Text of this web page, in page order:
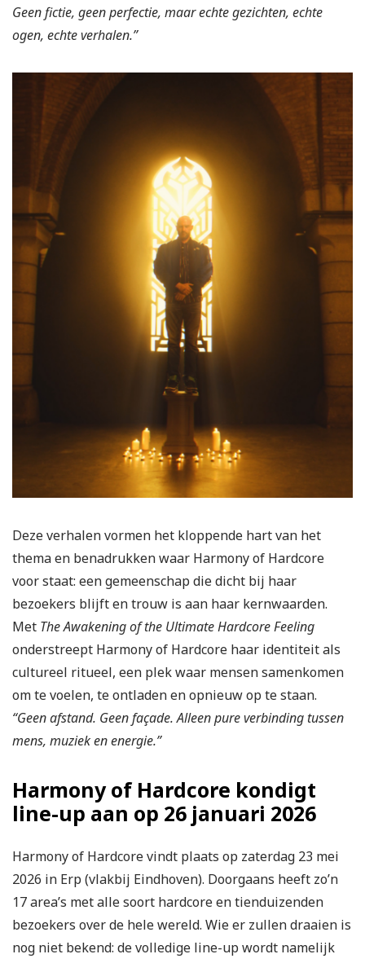
Geen fictie, geen perfectie, maar echte gezichten, echte
ogen, echte verhalen.”
Deze verhalen vormen het kloppende hart van het
thema en benadrukken waar Harmony of Hardcore
voor staat: een gemeenschap die dicht bij haar
bezoekers blijft en trouw is aan haar kernwaarden.
Met The Awakening of the Ultimate Hardcore Feeling
onderstreept Harmony of Hardcore haar identiteit als
cultureel ritueel, een plek waar mensen samenkomen
om te voelen, te ontladen en opnieuw op te staan.
“Geen afstand. Geen façade. Alleen pure verbinding tussen
mens, muziek en energie.”
Harmony of Hardcore kondigt
line-up aan op 26 januari 2026
Harmony of Hardcore vindt plaats op zaterdag 23 mei
2026 in Erp (vlakbij Eindhoven). Doorgaans heeft zo’n
17 area’s met alle soort hardcore en tienduizenden
bezoekers over de hele wereld. Wie er zullen draaien is
nog niet bekend: de volledige line-up wordt namelijk